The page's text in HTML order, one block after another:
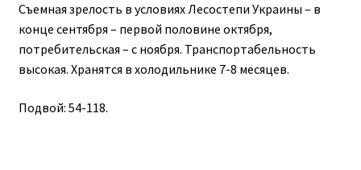
Съемная зрелость в условиях Лесостепи Украины – в
конце сентября – первой половине октября,
потребительская – с ноября. Транспортабельность
высокая. Хранятся в холодильнике 7-8 месяцев.
Подвой: 54-118.